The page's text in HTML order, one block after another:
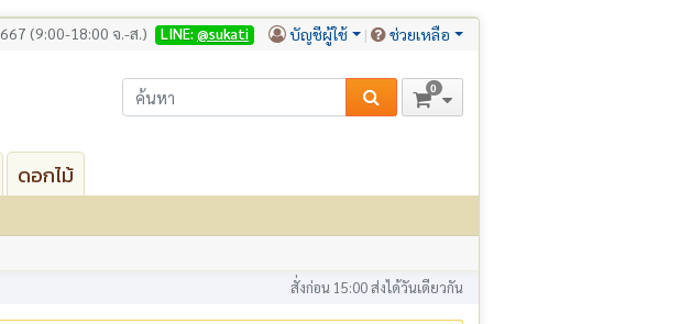
(9:00-18:00 จ.-ส.) LINE:@sukati บัญชีผู้ใช้ ช่วยเหลือ
0
ดอกไม้
สั่งก่อน 15:00 ส่งได้วันเดียวกัน